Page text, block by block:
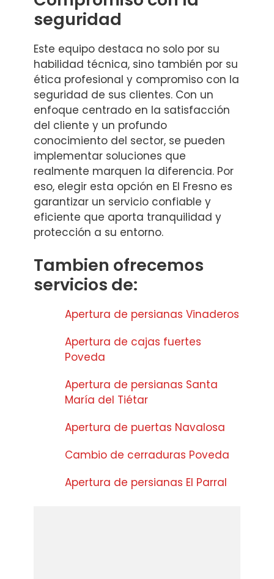
seguridad
Este equipo destaca no solo por su
habilidad técnica, sino también por su
ética profesional y compromiso con la
seguridad de sus clientes. Con un
enfoque centrado en la satisfacción
del cliente y un profundo
conocimiento del sector, se pueden
implementar soluciones que
realmente marquen la diferencia. Por
eso, elegir esta opción en El Fresno es
garantizar un servicio confiable y
eficiente que aporta tranquilidad y
protección a su entorno.
Tambien ofrecemos
servicios de:
Apertura de persianas Vinaderos
Apertura de cajas fuertes
Poveda
Apertura de persianas Santa
María del Tiétar
Apertura de puertas Navalosa
Cambio de cerraduras Poveda
Apertura de persianas El Parral